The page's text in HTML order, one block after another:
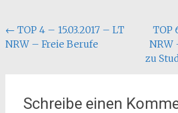
Beitragsnavigation
← TOP 4 – 15.03.2017 – LT
NRW – Freie Berufe
TOP
NRW
zu
Schreibe einen